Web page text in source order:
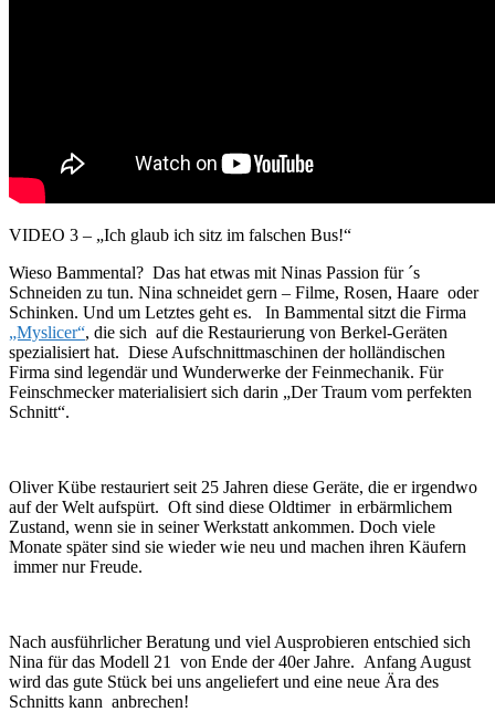
VIDEO 3 – „Ich glaub ich sitz im falschen Bus!“
Wieso Bammental? Das hat etwas mit Ninas Passion für ´s
Schneiden zu tun. Nina schneidet gern – Filme, Rosen, Haare oder
Schinken. Und um Letztes geht es. In Bammental sitzt die Firma
„Myslicer“, die sich auf die Restaurierung von Berkel-Geräten
spezialisiert hat. Diese Aufschnittmaschinen der holländischen
Firma sind legendär und Wunderwerke der Feinmechanik. Für
Feinschmecker materialisiert sich darin „Der Traum vom perfekten
Schnitt“.
Oliver Kübe restauriert seit 25 Jahren diese Geräte, die er irgendwo
auf der Welt aufspürt. Oft sind diese Oldtimer in erbärmlichem
Zustand, wenn sie in seiner Werkstatt ankommen. Doch viele
Monate später sind sie wieder wie neu und machen ihren Käufern
immer nur Freude.
Nach ausführlicher Beratung und viel Ausprobieren entschied sich
Nina für das Modell 21 von Ende der 40er Jahre. Anfang August
wird das gute Stück bei uns angeliefert und eine neue Ära des
Schnitts kann anbrechen!